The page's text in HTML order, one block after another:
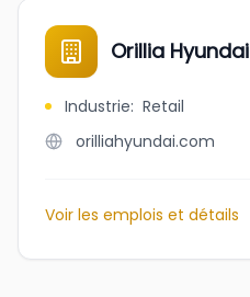
Orillia Hyundai
Industrie: Retail
orilliahyundai.com
Voir les emplois et détails